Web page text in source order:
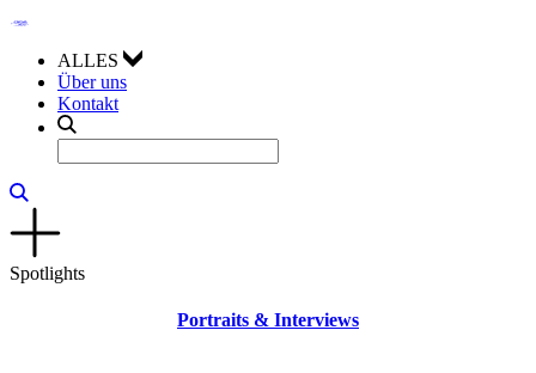
ALLES
Über uns
Kontakt
Spotlights
Portraits & Interviews